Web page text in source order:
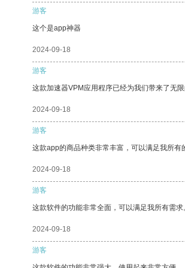
游客
这个是app神器
2024-09-18
游客
这款加速器VPM应用程序已经为我们带来了无
2024-09-18
游客
这款app的商品种类非常丰富，可以满足我所有
2024-09-18
游客
这款软件的功能非常全面，可以满足我所有需求
2024-09-18
游客